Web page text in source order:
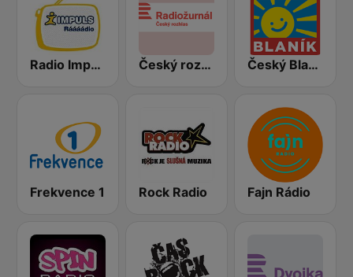
Radio Impuls Český rozhlas Radiožurnál Český Blaník
Frekvence 1 Rock Radio Fajn Rádio